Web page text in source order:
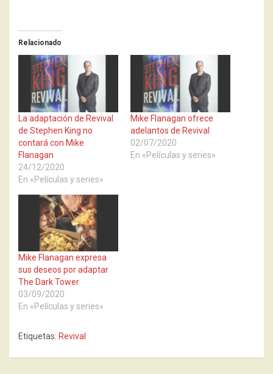
Relacionado
La adaptación de Revival
de Stephen King no
contará con Mike
Flanagan
24/12/2020
En «Películas y series»
Mike Flanagan ofrece
adelantos de Revival
02/07/2020
En «Películas y series»
Mike Flanagan expresa
sus deseos por adaptar
The Dark Tower
03/09/2020
En «Películas y series»
Etiquetas: Revival